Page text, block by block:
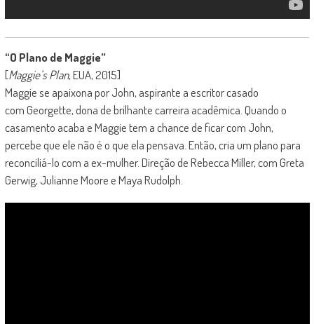
“O Plano de Maggie”
[Maggie’s Plan, EUA, 2015]
Maggie se apaixona por John, aspirante a escritor casado
com Georgette, dona de brilhante carreira acadêmica. Quando o
casamento acaba e Maggie tem a chance de ficar com John,
percebe que ele não é o que ela pensava. Então, cria um plano para
reconciliá-lo com a ex-mulher. Direção de Rebecca Miller, com Greta
Gerwig, Julianne Moore e Maya Rudolph.